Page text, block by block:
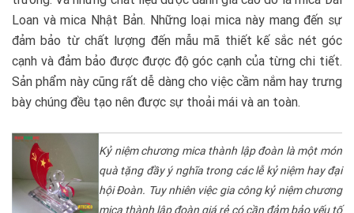
Loan và mica Nhật Bản. Những loại mica này mang đến sự
đảm bảo từ chất lượng đến mẫu mã thiết kế sắc nét góc
cạnh và đảm bảo được được độ góc cạnh của từng chi tiết.
Sản phẩm này cũng rất dễ dàng cho việc cầm nắm hay trưng
bày chúng đều tạo nên được sự thoải mái và an toàn.
Kỷ niệm chương mica thành lập đoàn là một món
quà tặng đầy ý nghĩa trong các lễ kỷ niệm hay đại
hội Đoàn. Tuy nhiên việc gia công kỷ niệm chương
mica thành lập đoàn giá rẻ có cần đảm bảo yếu tố